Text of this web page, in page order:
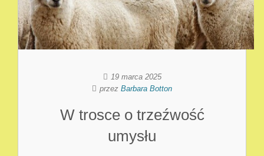
19 marca 2025
przez Barbara Botton
W trosce o trzeźwość
umysłu